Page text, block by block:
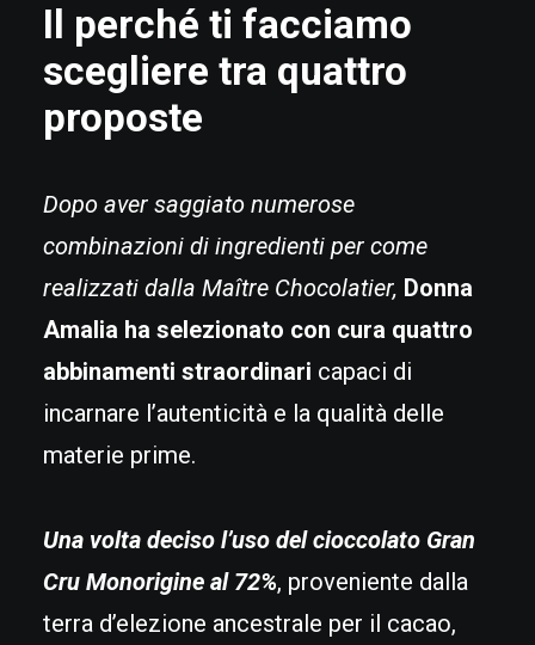
Il perché ti facciamo
scegliere tra quattro
proposte
Dopo aver saggiato numerose
combinazioni di ingredienti per come
realizzati dalla Maître Chocolatier, Donna
Amalia ha selezionato con cura quattro
abbinamenti straordinari capaci di
incarnare l’autenticità e la qualità delle
materie prime.
Una volta deciso l’uso del cioccolato Gran
Cru Monorigine al 72%, proveniente dalla
terra d’elezione ancestrale per il cacao,